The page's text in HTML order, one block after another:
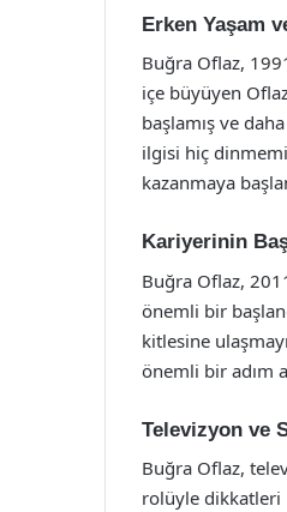
Erken Yaşam
Buğra Oflaz,
içe büyüyen
başlamış ve
ilgisi hiç
kazanmaya
Kariyerinin
Buğra Oflaz,
önemli bir
kitlesine
önemli bir adım
Televizyon ve
Buğra Oflaz,
rolüyle dikkatleri